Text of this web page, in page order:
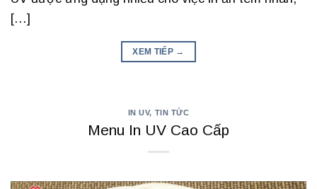
[…]
XEM TIẾP →
IN UV, TIN TỨC
Menu In UV Cao Cấp